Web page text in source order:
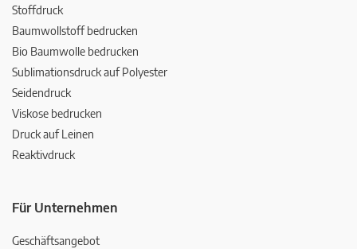
Stoffdruck
Baumwollstoff bedrucken
Bio Baumwolle bedrucken
Sublimationsdruck auf Polyester
Seidendruck
Viskose bedrucken
Druck auf Leinen
Reaktivdruck
Für Unternehmen
Geschäftsangebot